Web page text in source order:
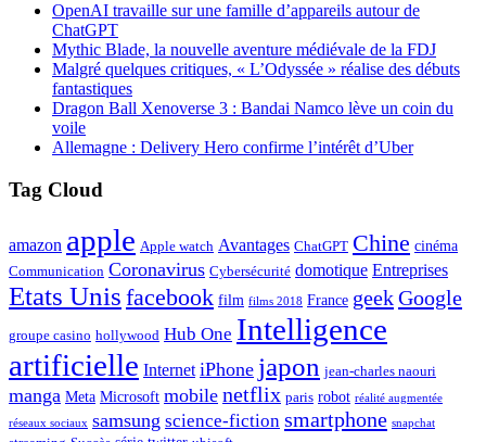
OpenAI travaille sur une famille d’appareils autour de
ChatGPT
Mythic Blade, la nouvelle aventure médiévale de la FDJ
Malgré quelques critiques, « L’Odyssée » réalise des débuts
fantastiques
Dragon Ball Xenoverse 3 : Bandai Namco lève un coin du
voile
Allemagne : Delivery Hero confirme l’intérêt d’Uber
Tag Cloud
amazon apple Apple watch Avantages ChatGPT Chine cinéma
Communication Coronavirus Cybersécurité domotique Entreprises
Etats Unis facebook film films 2018 France geekGoogle
groupe casino hollywood Hub One Intelligence
artificielle Internet iPhone japon jean-charles naouri
manga Meta Microsoft mobile netflix paris robot réalité augmentée
réseaux sociaux samsung science-fiction smartphone snapchat